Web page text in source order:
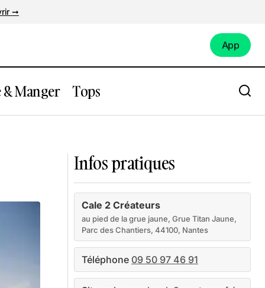
➞
App
Manger Tops
Infos pratiques
Cale 2 Créateurs
au pied de la grue jaune, Grue Titan Jaune,
Parc des Chantiers, 44100, Nantes
Téléphone 09 50 97 46 91